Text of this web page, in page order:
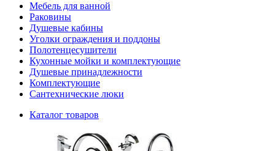
Мебель для ванной
Раковины
Душевые кабины
Уголки ограждения и поддоны
Полотенцесушители
Кухонные мойки и комплектующие
Душевые принадлежности
Комплектующие
Сантехнические люки
Каталог товаров